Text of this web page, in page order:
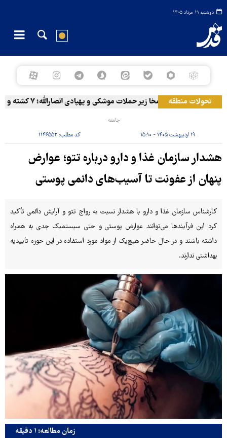
دوشنبه ۱۹ مرداد ۱۴۰۵
تحولات منطقهالمخا زیر حملات موشکی و پهپادی انصارالله؛ ۷ کشته و ۳۰ زخمی
جامعه
۱۹ اردیبهشت ۱۴۰۵ - ۱۵:۱۰ کد مطلب:۱۱۴۶۵۵۲
هشدار سازمان غذا و دارو درباره تتو؛ عوارض
پنهان از عفونت تا آسیب‌های دائمی پوستی
کارشناس سازمان غذا و دارو با هشدار نسبت به رواج تتو و آرایش دائمی تأکید
کرد این فرآیندها می‌توانند عوارض پوستی و حتی سیستمیک جدی به همراه
داشته باشند و در حال حاضر هیچ‌یک از مواد مورد استفاده در این حوزه تأییدیه
بهداشتی ندارند.
زمان مطالعه: ۱ دقیقه